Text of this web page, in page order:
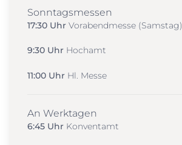
Sonntagsmessen
17:30 Uhr Vorabendmesse (Samstag)
9:30 Uhr Hochamt
11:00 Uhr Hl. Messe
An Werktagen
6:45 Uhr Konventamt